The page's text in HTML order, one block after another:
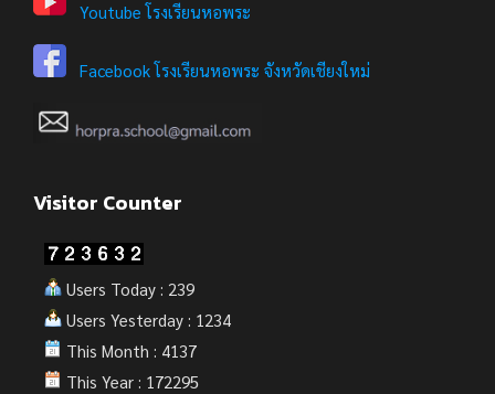
Youtube โรงเรียนหอพระ
Facebook โรงเรียนหอพระ จังหวัดเชียงใหม่
Visitor Counter
Users Today : 239
Users Yesterday : 1234
This Month : 4137
This Year : 172295